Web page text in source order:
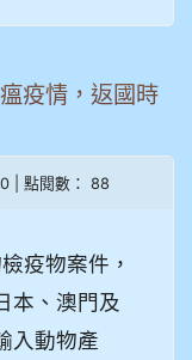
疫情，返國時
| 點閱數： 88
疫物案件，
本、澳門及
入動物產